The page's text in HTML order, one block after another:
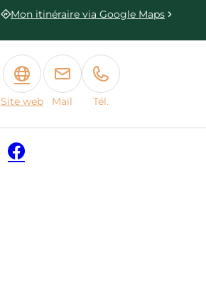
Mon itinéraire via Google Maps
Site web Mail Tél.
Facebook